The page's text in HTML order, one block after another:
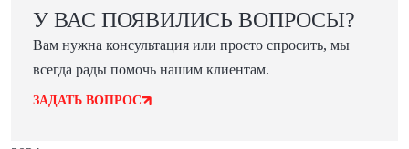
У ВАС ПОЯВИЛИСЬ ВОПРОСЫ?
Вам нужна консультация или просто спросить, мы
всегда рады помочь нашим клиентам.
ЗАДАТЬ ВОПРОС